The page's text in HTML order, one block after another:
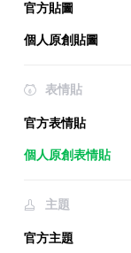
官方貼圖
個人原創貼圖
表情貼
官方表情貼
個人原創表情貼
主題
官方主題